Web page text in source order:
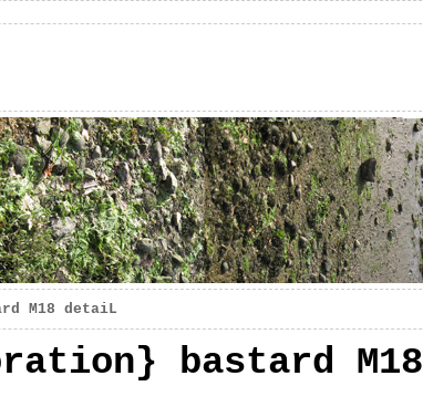
M18 detaiL
bastard M18